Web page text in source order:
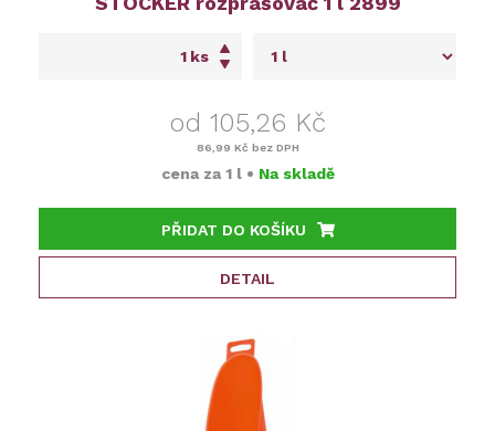
ks
od 105,26 Kč
86,99 Kč bez DPH
cena za 1 l • Na skladě
PŘIDAT DO KOŠÍKU
DETAIL